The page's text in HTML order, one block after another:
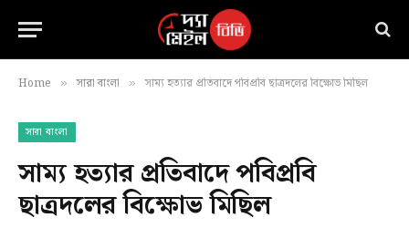
Home » সারা বাংলা » সাম্য হত্যার প্রতিবাদে পবিপ্রবি ছাত্রদলের বিক্ষোভ মিছিল
সারা বাংলা
সাম্য হত্যার প্রতিবাদে পবিপ্রবি
ছাত্রদলের বিক্ষোভ মিছিল